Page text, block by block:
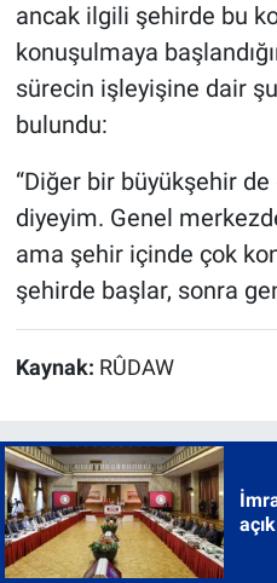
ancak ilgili şehirde bu
konuşulmaya
sürecin işleyişine dair
bulundu:
“Diğer bir büyükşehir
diyeyim. Genel
ama şehir içinde çok
şehirde başlar, sonra
Kaynak: RÛDAW